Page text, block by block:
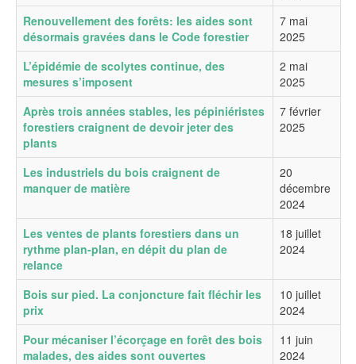
Renouvellement des forêts: les aides sont
désormais gravées dans le Code forestier
7 mai
2025
L’épidémie de scolytes continue, des
mesures s’imposent
2 mai
2025
Après trois années stables, les pépiniéristes
forestiers craignent de devoir jeter des
plants
7 février
2025
Les industriels du bois craignent de
manquer de matière
20
décembre
2024
Les ventes de plants forestiers dans un
rythme plan-plan, en dépit du plan de
relance
18 juillet
2024
Bois sur pied. La conjoncture fait fléchir les
prix
10 juillet
2024
Pour mécaniser l’écorçage en forêt des bois
malades, des aides sont ouvertes
11 juin
2024